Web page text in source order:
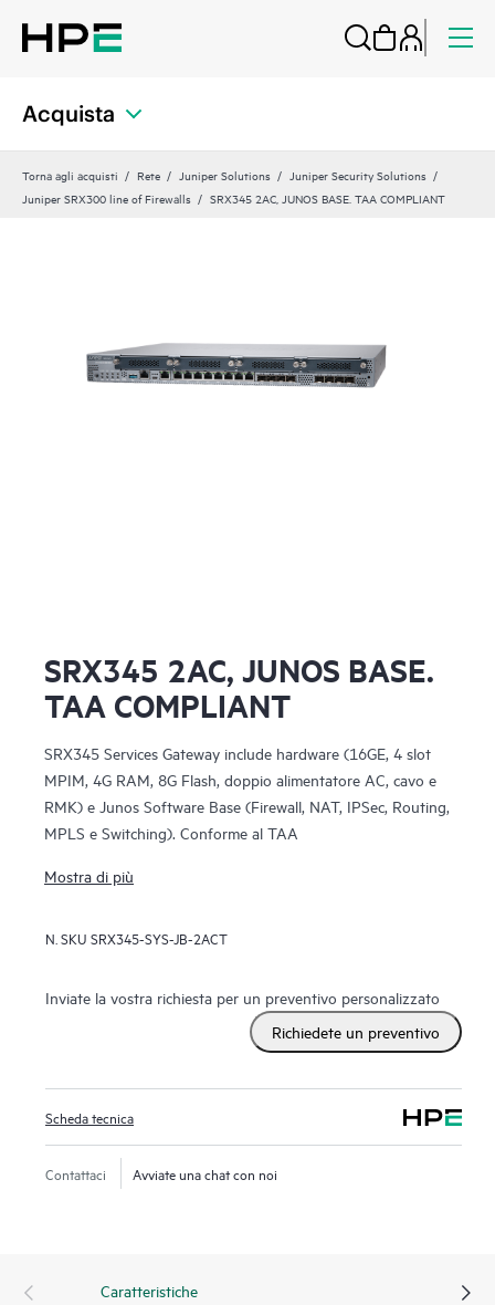
Acquista
Torna agli acquisti Rete Juniper Solutions
Juniper Security Solutions
Juniper SRX300 line of Firewalls
SRX345 2AC, JUNOS BASE. TAA COMPLIANT
SRX345 2AC, JUNOS BASE.
TAA COMPLIANT
SRX345 Services Gateway include hardware (16GE, 4 slot
MPIM, 4G RAM, 8G Flash, doppio alimentatore AC, cavo e
RMK) e Junos Software Base (Firewall, NAT, IPSec, Routing,
MPLS e Switching). Conforme al TAA
Mostra di più
N. SKU SRX345-SYS-JB-2ACT
Inviate la vostra richiesta per un preventivo personalizzato
Richiedete un preventivo
Scheda tecnica
Contattaci Avviate una chat con noi
Caratteristiche